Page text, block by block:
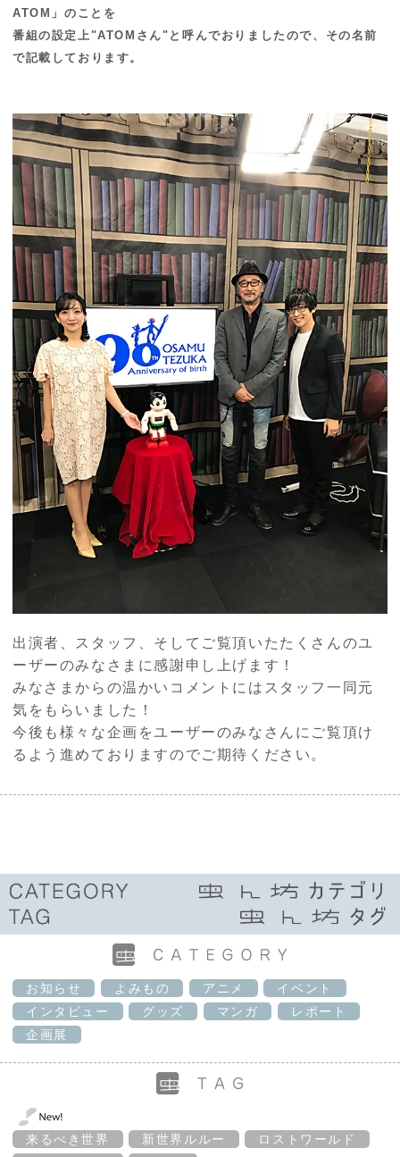
ATOM」のことを
番組の設定上"ATOMさん"と呼んでおりましたので、その名前
で記載しております。
出演者、スタッフ、そしてご覧頂いたたくさんのユ
ーザーのみなさまに感謝申し上げます！
みなさまからの温かいコメントにはスタッフ一同元
気をもらいました！
今後も様々な企画をユーザーのみなさんにご覧頂け
るよう進めておりますのでご期待ください。
お知らせ よみもの アニメ
イベント
インタビュー
グッズ マンガ
レポート
企画展
来るべき世界 新世界ルルー
ロストワールド